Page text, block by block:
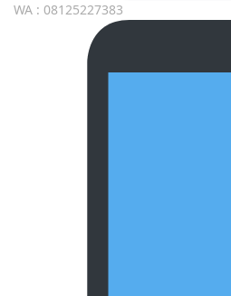
WA : 08125227383